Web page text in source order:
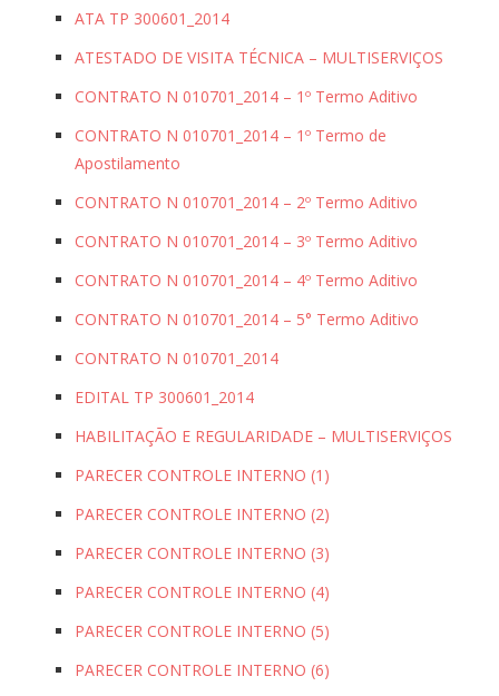
ATA TP 300601_2014
ATESTADO DE VISITA TÉCNICA – MULTISERVIÇOS
CONTRATO N 010701_2014 – 1º Termo Aditivo
CONTRATO N 010701_2014 – 1º Termo de
Apostilamento
CONTRATO N 010701_2014 – 2º Termo Aditivo
CONTRATO N 010701_2014 – 3º Termo Aditivo
CONTRATO N 010701_2014 – 4º Termo Aditivo
CONTRATO N 010701_2014 – 5° Termo Aditivo
CONTRATO N 010701_2014
EDITAL TP 300601_2014
HABILITAÇÃO E REGULARIDADE – MULTISERVIÇOS
PARECER CONTROLE INTERNO (1)
PARECER CONTROLE INTERNO (2)
PARECER CONTROLE INTERNO (3)
PARECER CONTROLE INTERNO (4)
PARECER CONTROLE INTERNO (5)
PARECER CONTROLE INTERNO (6)